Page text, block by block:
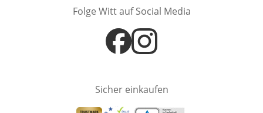
Folge Witt auf Social Media
Öffnet in neuem Fenster
Öffnet in neuem Fenster
Sicher einkaufen